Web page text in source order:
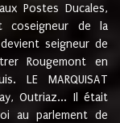
Postes Ducales,
coseigneur de la
seigneur de
Rougemont en
LE MARQUISAT
Outriaz... Il était
au parlement de